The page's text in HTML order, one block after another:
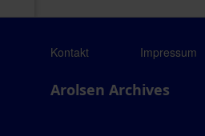
Kontakt Impressum
Arolsen Archives